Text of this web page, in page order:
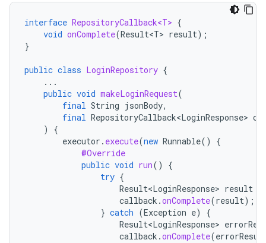
interface RepositoryCallback<T> {
void onComplete(Result<T> result);
}
public class LoginRepository {
...
public void makeLoginRequest(
final String jsonBody,
final RepositoryCallback<LoginResponse>
)
{
executor . execute(new Runnable()
{
@Override
public void run()
{
try {
Result<LoginResponse> result
callback .onComplete(result);
} catch (Exception e)
{
Result<LoginResponse>
callback .onComplete(